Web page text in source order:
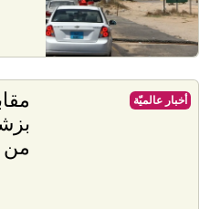
من
أخبار عالميّة